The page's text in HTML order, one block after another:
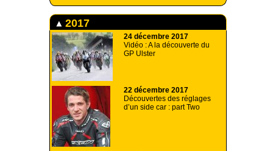
2017
24 décembre 2017
Vidéo : A la découverte du
GP Ulster
22 décembre 2017
Découvertes des réglages
d’un side car : part Two